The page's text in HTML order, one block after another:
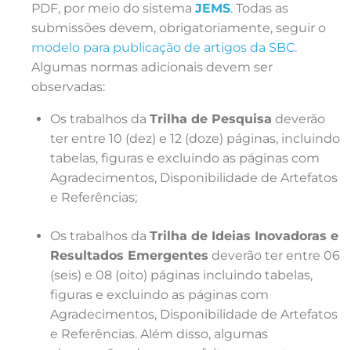
PDF, por meio do sistema JEMS. Todas as
submissões devem, obrigatoriamente, seguir o
modelo para publicação de artigos da SBC.
Algumas normas adicionais devem ser
observadas:
Os trabalhos da Trilha de Pesquisa deverão
ter entre 10 (dez) e 12 (doze) páginas, incluindo
tabelas, figuras e excluindo as páginas com
Agradecimentos, Disponibilidade de Artefatos
e Referências;
Os trabalhos da Trilha de Ideias Inovadoras e
Resultados Emergentes deverão ter entre 06
(seis) e 08 (oito) páginas incluindo tabelas,
figuras e excluindo as páginas com
Agradecimentos, Disponibilidade de Artefatos
e Referências. Além disso, algumas